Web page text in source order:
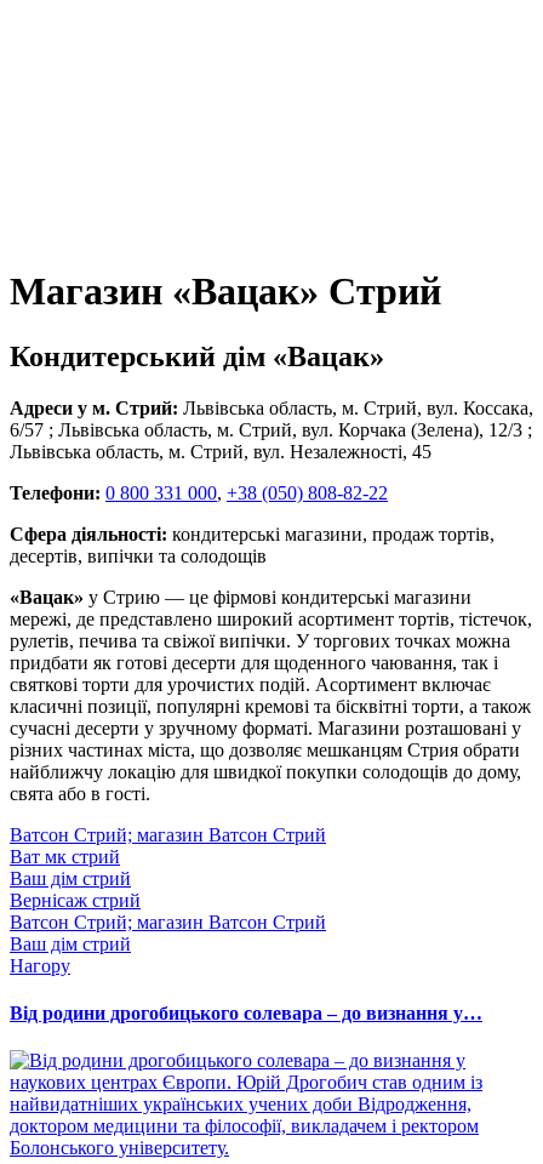
Магазин «Вацак» Стрий
Кондитерський дім «Вацак»
Адреси у м. Стрий: Львівська область, м. Стрий, вул. Коссака,
6/57 ; Львівська область, м. Стрий, вул. Корчака (Зелена), 12/3 ;
Львівська область, м. Стрий, вул. Незалежності, 45
Телефони: 0 800 331 000, +38 (050) 808-82-22
Сфера діяльності: кондитерські магазини, продаж тортів,
десертів, випічки та солодощів
«Вацак» у Стрию — це фірмові кондитерські магазини
мережі, де представлено широкий асортимент тортів, тістечок,
рулетів, печива та свіжої випічки. У торгових точках можна
придбати як готові десерти для щоденного чаювання, так і
святкові торти для урочистих подій. Асортимент включає
класичні позиції, популярні кремові та бісквітні торти, а також
сучасні десерти у зручному форматі. Магазини розташовані у
різних частинах міста, що дозволяє мешканцям Стрия обрати
найближчу локацію для швидкої покупки солодощів до дому,
свята або в гості.
Ватсон Стрий; магазин Ватсон Стрий
Ват мк стрий
Ваш дім стрий
Вернісаж стрий
Ватсон Стрий; магазин Ватсон Стрий
Ваш дім стрий
Нагору
Від родини дрогобицького солевара – до визнання у…